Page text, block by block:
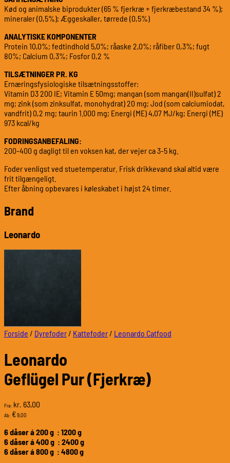
Kød og animalske biprodukter (65 % fjerkræ + fjerkræbestand 34 %);
mineraler (0,5%); Æggeskaller, tørrede (0,5%)
ANALYTISKE KOMPONENTER
Protein 10,0%; fedtindhold 5,0%; råaske 2,0%; råfiber 0,3%; fugt
80%; Calcium 0,3%; Fosfor 0,2 %
TILSÆTNINGER PR. KG
Ernæringsfysiologiske tilsætningsstoffer:
Vitamin D3 200 IE; Vitamin E 50mg; mangan (som mangan(II)sulfat) 2
mg; zink (som zinksulfat, monohydrat) 20 mg; Jod (som calciumiodat,
vandfrit) 0,2 mg; taurin 1.000 mg; Energi (ME) 4,07 MJ/kg; Energi (ME)
973 kcal/kg
FODRINGSANBEFALING:
200-400 g dagligt til en voksen kat, der vejer ca 3-5 kg.
Foder venligst ved stuetemperatur. Frisk drikkevand skal altid være
frit tilgængeligt.
Efter åbning opbevares i køleskabet i højst 24 timer.
Brand
Leonardo
Forside / Dyrefoder/ Kattefoder/ Leonardo Catfood
Leonardo
Geflügel Pur (Fjerkræ)
Fra: kr. 63,00
Ab: €9,00
6 dåser á 200 g : 1200 g
6 dåser á 400 g : 2400 g
6 dåser á 800 g : 4800 g